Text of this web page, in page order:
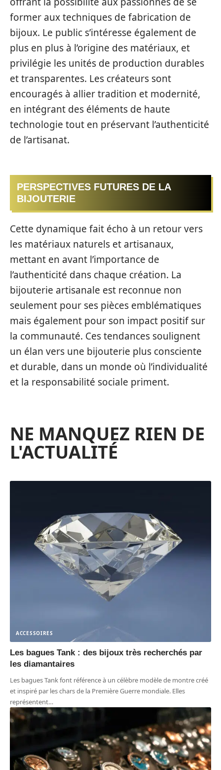
former aux techniques de fabrication de
bijoux. Le public s’intéresse également de
plus en plus à l’origine des matériaux, et
privilégie les unités de production durables
et transparentes. Les créateurs sont
encouragés à allier tradition et modernité,
en intégrant des éléments de haute
technologie tout en préservant l’authenticité
de l’artisanat.
PERSPECTIVES FUTURES DE LA
BIJOUTERIE
Cette dynamique fait écho à un retour vers
les matériaux naturels et artisanaux,
mettant en avant l’importance de
l’authenticité dans chaque création. La
bijouterie artisanale est reconnue non
seulement pour ses pièces emblématiques
mais également pour son impact positif sur
la communauté. Ces tendances soulignent
un élan vers une bijouterie plus consciente
et durable, dans un monde où l’individualité
et la responsabilité sociale priment.
NE MANQUEZ RIEN DE
L'ACTUALITÉ
ACCESSOIRES
Les bagues Tank : des bijoux très recherchés par
les diamantaires
Les bagues Tank font référence à un célèbre modèle de montre créé
et inspiré par les chars de la Première Guerre mondiale. Elles
représentent…